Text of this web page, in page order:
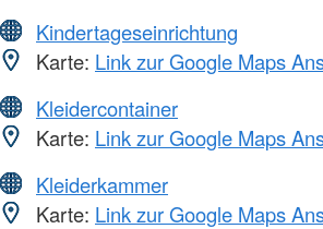
Kindertageseinrichtung
Karte: Link zur Google Maps
Kleidercontainer
Karte: Link zur Google Maps
Kleiderkammer
Karte: Link zur Google Maps